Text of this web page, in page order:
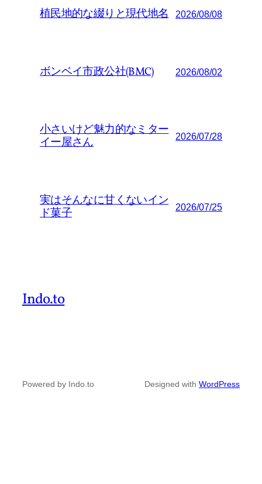
植民地的な綴りと現代地名 2026/08/08
ボンベイ市政公社(BMC) 2026/08/02
小さいけど魅力的なミター
イー屋さん
2026/07/28
実はそんなに甘くないイン
ド菓子
2026/07/25
Indo.to
Powered by Indo.to Designed with WordPress